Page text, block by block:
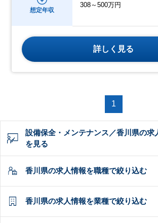
想定年収
308～500万円
詳しく見る
1
設備保全・メンテナンス／香川県の求
を見る
香川県の求人情報を職種で絞り込む
香川県の求人情報を業種で絞り込む